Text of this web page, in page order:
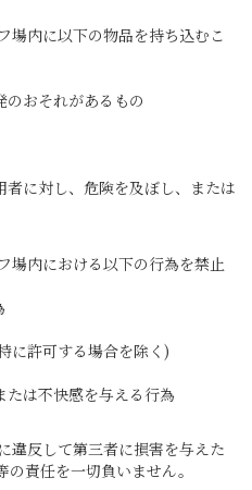
内に以下の物品を持ち込むこ
のおそれがあるもの
に対し、危険を及ぼし、または
内における以下の行為を禁止
に許可する場合を除く)
は不快感を与える行為
反して第三者に損害を与えた
責任を一切負いません。